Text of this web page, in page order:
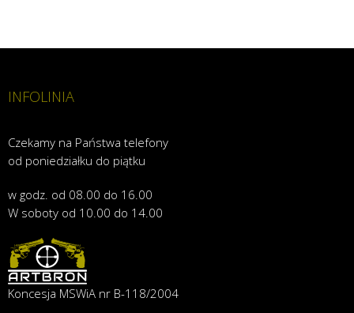
INFOLINIA
Czekamy na Państwa telefony
od poniedziałku do piątku
w godz. od 08.00 do 16.00
W soboty od 10.00 do 14.00
Koncesja MSWiA nr B-118/2004